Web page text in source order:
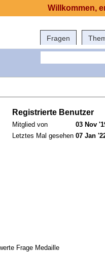
Fragen
Registrierte Benutzer
Mitglied von
03 Nov
Letztes Mal gesehen 07 Jan
Frage Medaille
Willkommen,